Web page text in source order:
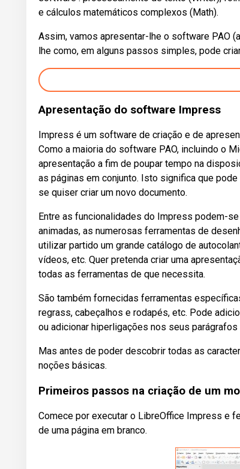
e cálculos matemáticos complexos (Math).
Assim, vamos apresentar-lhe o software PAO
lhe como, em alguns passos simples, pode
Apresentação do software Impress
Impress é um software de criação e de
Como a maioria do software PAO, incluindo o
apresentação a fim de poupar tempo na
as páginas em conjunto. Isto significa que
se quiser criar um novo documento.
Entre as funcionalidades do Impress podem-
animadas, as numerosas ferramentas de
utilizar partido um grande catálogo de
vídeos, etc. Quer pretenda criar uma
todas as ferramentas de que necessita.
São também fornecidas ferramentas
regrass, cabeçalhos e rodapés, etc. Pode
ou adicionar hiperligações nos seus
Mas antes de poder descobrir todas as
noções básicas.
Primeiros passos na criação de um
Comece por executar o LibreOffice Impress e
de uma página em branco.